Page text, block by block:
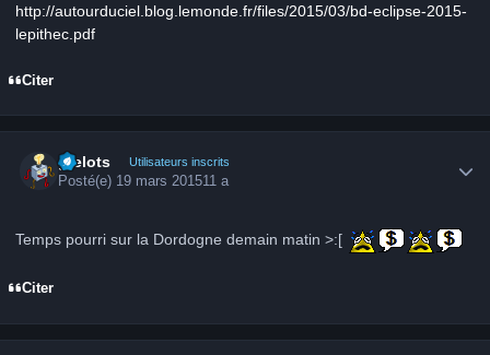
http://autourduciel.blog.lemonde.fr/files/2015/03/bd-eclipse-2015-
lepithec.pdf
Citer
grelots Utilisateurs inscrits
Posté(e) 19 mars 201511 a
Temps pourri sur la Dordogne demain matin >:[
Citer